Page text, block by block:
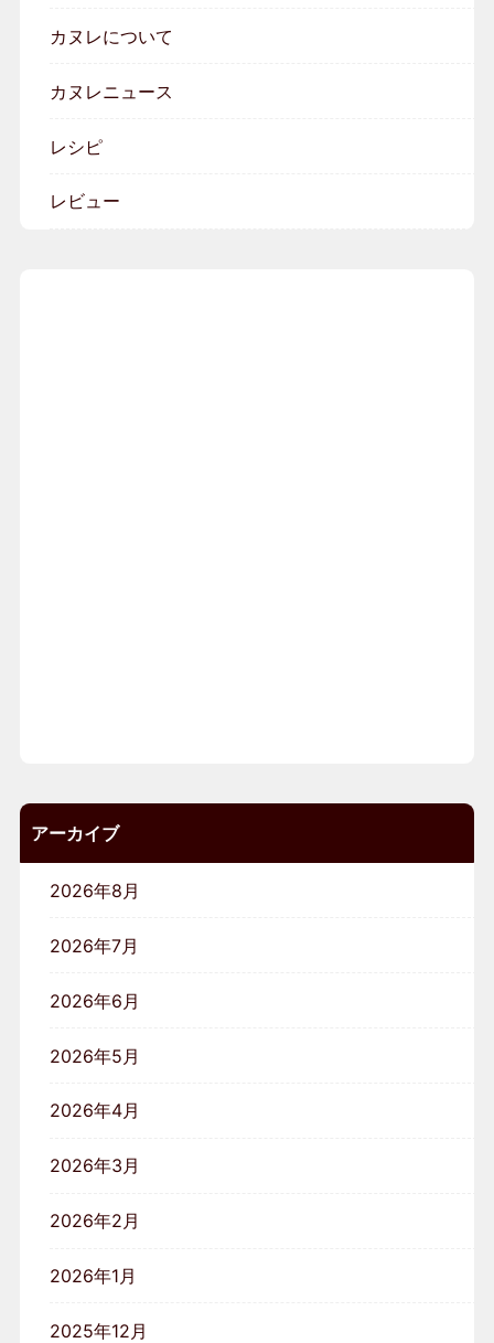
カヌレについて
カヌレニュース
レシピ
レビュー
アーカイブ
2026年8月
2026年7月
2026年6月
2026年5月
2026年4月
2026年3月
2026年2月
2026年1月
2025年12月